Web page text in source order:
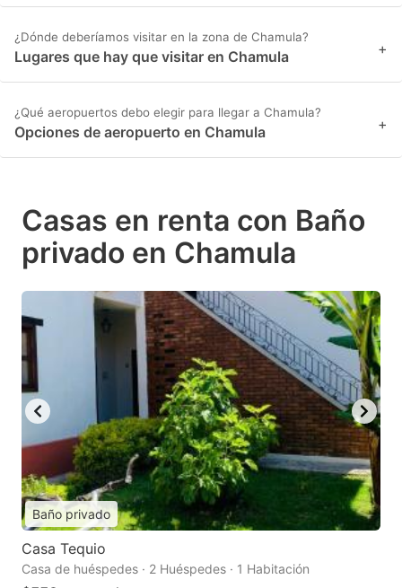
¿Dónde deberíamos visitar en la zona de Chamula?
Lugares que hay que visitar en Chamula +
¿Qué aeropuertos debo elegir para llegar a Chamula?
Opciones de aeropuerto en Chamula +
Casas en renta con Baño
privado en Chamula
Baño privado
Casa Tequio
Casa de huéspedes · 2 Huéspedes · 1 Habitación